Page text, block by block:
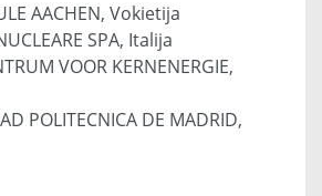
AACHEN, Vokietija
SPA, Italija
VOOR KERNENERGIE,
POLITECNICA DE MADRID,